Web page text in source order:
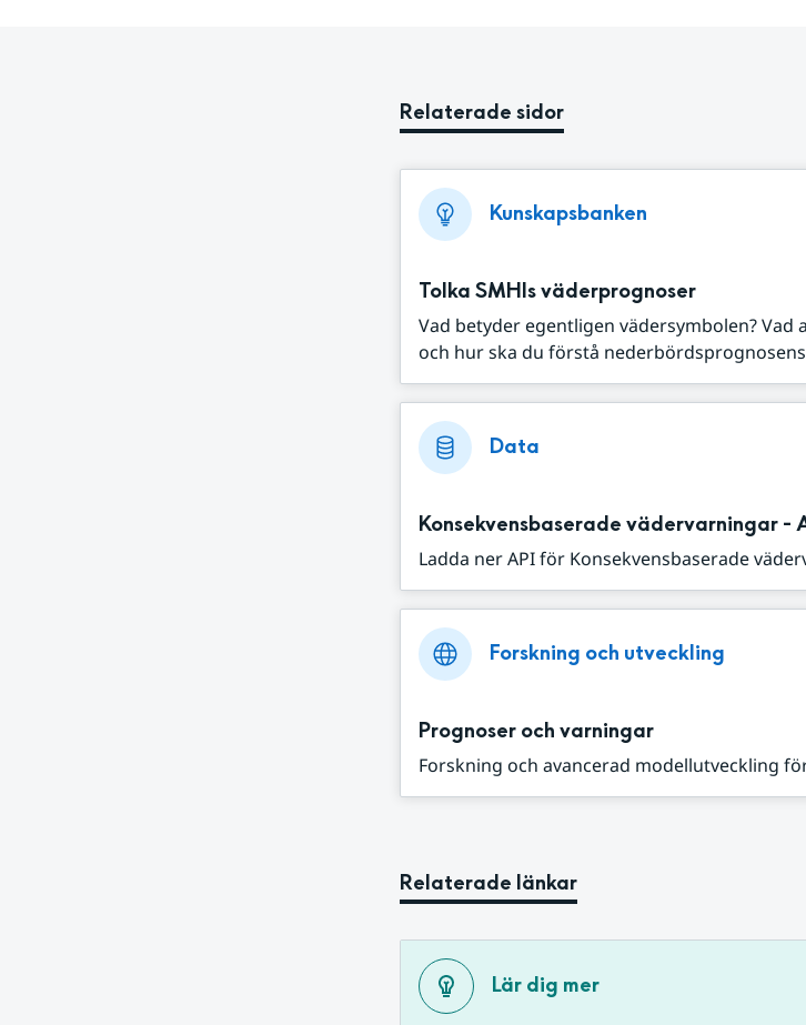
Relaterade sidor
Kunskapsbanken
Tolka SMHIs väderprognoser
Vad betyder egentligen vädersymbolen? Vad
och hur ska du förstå
Data
Konsekvensbaserade vädervarningar -
Ladda ner API för Konsekvensbaserade
Forskning och utveckling
Prognoser och varningar
Forskning och avancerad modellutveckling
Relaterade länkar
Lär dig mer